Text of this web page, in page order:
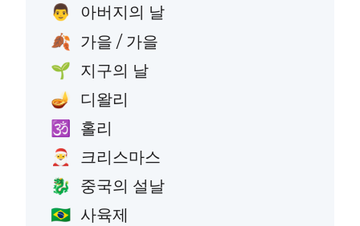
👨 아버지의 날
🍂 가을 / 가을
🌱 지구의 날
🪔 디왈리
🕉️ 홀리
🎅 크리스마스
🐉 중국의 설날
🇧🇷 사육제